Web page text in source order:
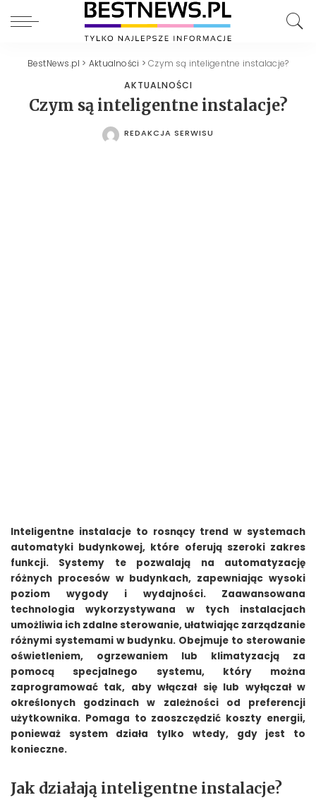
BestNews.pl > Aktualności >Czym są inteligentne instalacje?
AKTUALNOŚCI
Czym są inteligentne instalacje?
POSTED
REDAKCJA SERWISU
Inteligentne instalacje to rosnący trend w systemach
automatyki budynkowej, które oferują szeroki zakres
funkcji. Systemy te pozwalają na automatyzację
różnych procesów w budynkach, zapewniając wysoki
poziom wygody i wydajności. Zaawansowana
technologia wykorzystywana w tych instalacjach
umożliwia ich zdalne sterowanie, ułatwiając zarządzanie
różnymi systemami w budynku. Obejmuje to sterowanie
oświetleniem, ogrzewaniem lub klimatyzacją za
pomocą specjalnego systemu, który można
zaprogramować tak, aby włączał się lub wyłączał w
określonych godzinach w zależności od preferencji
użytkownika. Pomaga to zaoszczędzić koszty energii,
ponieważ system działa tylko wtedy, gdy jest to
konieczne.
Jak działają inteligentne instalacje?